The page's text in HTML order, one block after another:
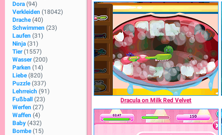
Dora (94)
Verkleiden (18042)
Drache (40)
Schwimmen (23)
Laufen (31)
Ninja (31)
Tier (1557)
Wasser (200)
Parken (14)
Liebe (820)
Puzzle (337)
Lehrreich (91)
Fußball
(23)
Werfen (27)
Waffen (4)
Baby (432)
Bombe (15)
Dracula on Milk Red Velvet